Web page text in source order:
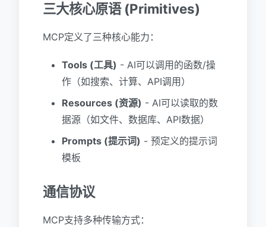
三大核心原语 (Primitives)
MCP定义了三种核心能力：
Tools (工具) - AI可以调用的函数/操
作（如搜索、计算、API调用）
Resources (资源) - AI可以读取的数
据源（如文件、数据库、API数据）
Prompts (提示词) - 预定义的提示词
模板
通信协议
MCP支持多种传输方式：